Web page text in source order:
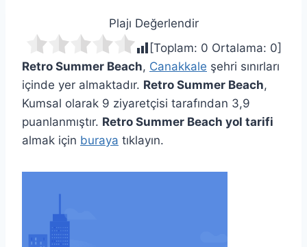
Plajı Değerlendir
[Toplam: 0 Ortalama: 0]
Retro Summer Beach, Canakkale şehri sınırları
içinde yer almaktadır. Retro Summer Beach,
Kumsal olarak 9 ziyaretçisi tarafından 3,9
puanlanmıştır. Retro Summer Beach yol tarifi
almak için buraya tıklayın.